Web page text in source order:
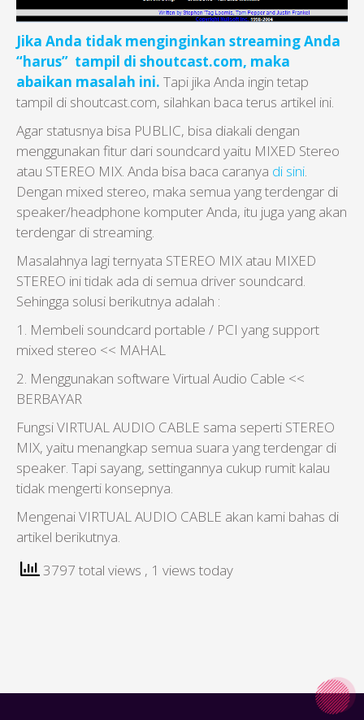
Jika Anda tidak menginginkan streaming Anda
“harus” tampil di shoutcast.com, maka
abaikan masalah ini. Tapi jika Anda ingin tetap
tampil di shoutcast.com, silahkan baca terus artikel ini.
Agar statusnya bisa PUBLIC, bisa diakali dengan
menggunakan fitur dari soundcard yaitu MIXED Stereo
atau STEREO MIX. Anda bisa baca caranya di sini.
Dengan mixed stereo, maka semua yang terdengar di
speaker/headphone komputer Anda, itu juga yang akan
terdengar di streaming.
Masalahnya lagi ternyata STEREO MIX atau MIXED
STEREO ini tidak ada di semua driver soundcard.
Sehingga solusi berikutnya adalah :
1. Membeli soundcard portable / PCI yang support
mixed stereo << MAHAL
2. Menggunakan software Virtual Audio Cable <<
BERBAYAR
Fungsi VIRTUAL AUDIO CABLE sama seperti STEREO
MIX, yaitu menangkap semua suara yang terdengar di
speaker. Tapi sayang, settingannya cukup rumit kalau
tidak mengerti konsepnya.
Mengenai VIRTUAL AUDIO CABLE akan kami bahas di
artikel berikutnya.
3797 total views , 1 views today